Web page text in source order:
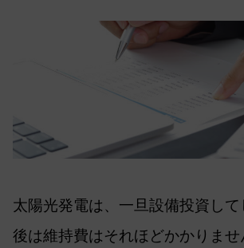
太陽光発電は、一旦設備投資し
後は維持費はそれほどかかりませ